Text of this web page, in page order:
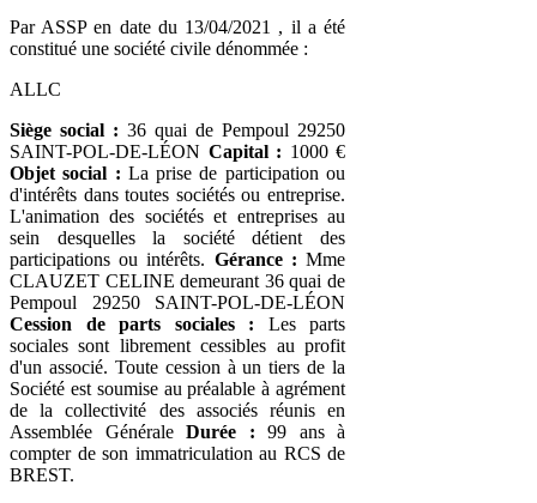
Par ASSP en date du 13/04/2021 , il a été
constitué une société civile dénommée :
ALLC
Siège social : 36 quai de Pempoul 29250
SAINT-POL-DE-LÉON Capital : 1000 €
Objet social : La prise de participation ou
d'intérêts dans toutes sociétés ou entreprise.
L'animation des sociétés et entreprises au
sein desquelles la société détient des
participations ou intérêts. Gérance : Mme
CLAUZET CELINE demeurant 36 quai de
Pempoul 29250 SAINT-POL-DE-LÉON
Cession de parts sociales : Les parts
sociales sont librement cessibles au profit
d'un associé. Toute cession à un tiers de la
Société est soumise au préalable à agrément
de la collectivité des associés réunis en
Assemblée Générale Durée : 99 ans à
compter de son immatriculation au RCS de
BREST.